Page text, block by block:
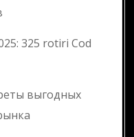
325 rotiri Cod
выгодных